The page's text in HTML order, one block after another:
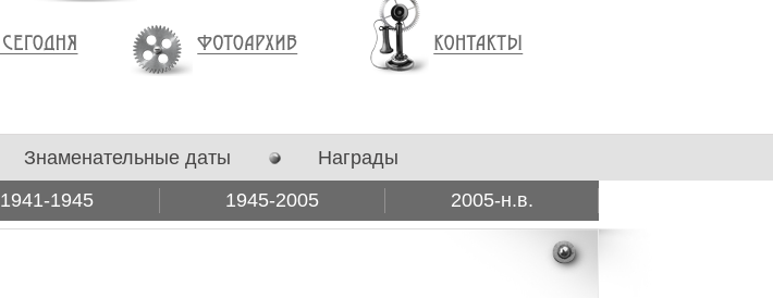
1941-1945 1945-2005 2005-н.в.
Знаменательные даты Награды